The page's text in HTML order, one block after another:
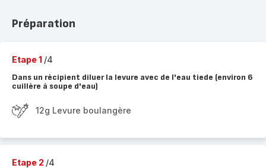
Préparation
Etape 1 /4
Dans un récipient diluer la levure avec de l'eau tiede (environ 6
cuillère à soupe d'eau)
12g Levure boulangère
Etape 2 /4